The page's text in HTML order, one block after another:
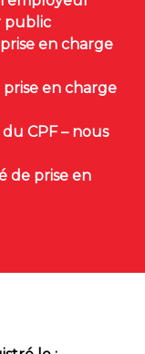
public
en charge
prise en charge
CPF – nous
de prise en